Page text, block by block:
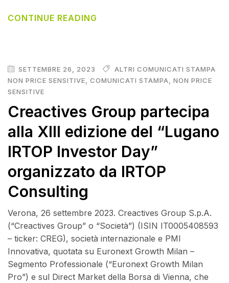
CONTINUE READING
SETTEMBRE 26, 2023
ALTRI COMUNICATI STAMPA
NON PRICE SENSITIVE, COMUNICATI STAMPA, NON PRICE
SENSITIVE
Creactives Group partecipa
alla XIII edizione del “Lugano
IRTOP Investor Day”
organizzato da IRTOP
Consulting
Verona, 26 settembre 2023. Creactives Group S.p.A.
(“Creactives Group” o “Società”) (ISIN IT0005408593
– ticker: CREG), società internazionale e PMI
Innovativa, quotata su Euronext Growth Milan –
Segmento Professionale (“Euronext Growth Milan
Pro”) e sul Direct Market della Borsa di Vienna, che